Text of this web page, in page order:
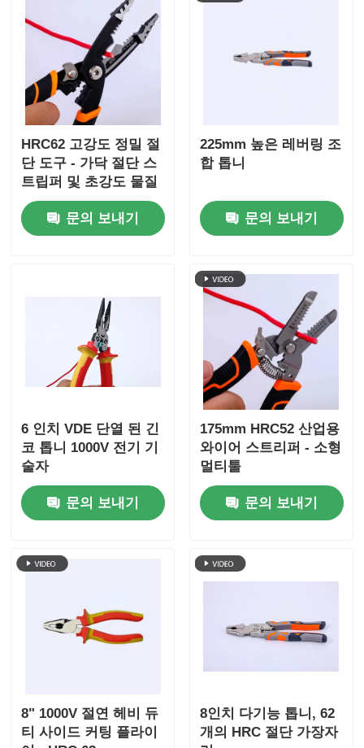
HRC62 고강도 정밀 절
단 도구 - 가닥 절단 스
트립퍼 및 초강도 물질
을 위한 조합 톱니
문의 보내기
225mm 높은 레버링 조
합 톱니
문의 보내기
6 인치 VDE 단열 된 긴
코 톱니 1000V 전기 기
술자
문의 보내기
175mm HRC52 산업용
와이어 스트리퍼 - 소형
멀티툴
문의 보내기
8" 1000V 절연 헤비 듀
티 사이드 커팅 플라이
8인치 다기능 톱니, 62
개의 HRC 절단 가장자